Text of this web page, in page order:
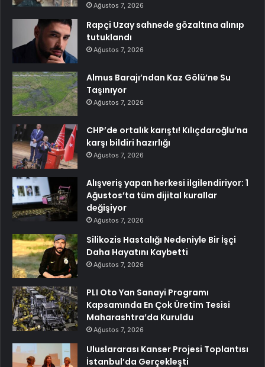
Ağustos 7, 2026
Rapçi Uzay sahnede gözaltına alınıp
tutuklandı
Ağustos 7, 2026
Almus Barajı’ndan Kaz Gölü’ne Su
Taşınıyor
Ağustos 7, 2026
CHP’de ortalık karıştı! Kılıçdaroğlu’na
karşı bildiri hazırlığı
Ağustos 7, 2026
Alışveriş yapan herkesi ilgilendiriyor: 1
Ağustos’ta tüm dijital kurallar
değişiyor
Ağustos 7, 2026
Silikozis Hastalığı Nedeniyle Bir İşçi
Daha Hayatını Kaybetti
Ağustos 7, 2026
PLI Oto Yan Sanayi Programı
Kapsamında En Çok Üretim Tesisi
Maharashtra’da Kuruldu
Ağustos 7, 2026
Uluslararası Kanser Projesi Toplantısı
İstanbul’da Gerçekleşti